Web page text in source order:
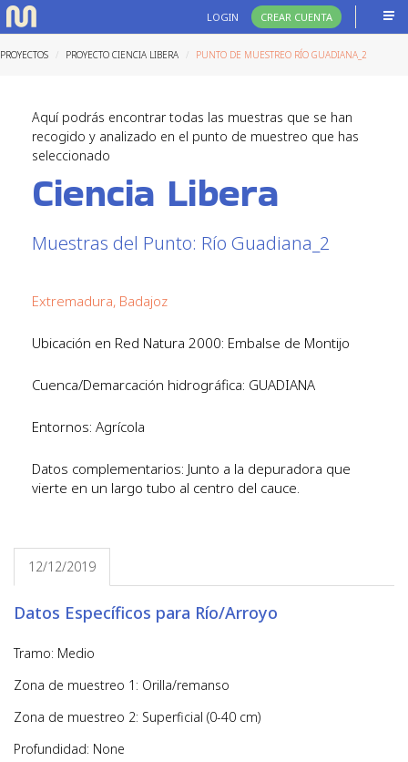
LOGIN CREAR CUENTA
PROYECTOS PROYECTO CIENCIA LIBERA PUNTO DE MUESTREO RÍO GUADIANA_2
Aquí podrás encontrar todas las muestras que se han
recogido y analizado en el punto de muestreo que has
seleccionado
Ciencia Libera
Muestras del Punto: Río Guadiana_2
Extremadura, Badajoz
Ubicación en Red Natura 2000: Embalse de Montijo
Cuenca/Demarcación hidrográfica: GUADIANA
Entornos: Agrícola
Datos complementarios: Junto a la depuradora que
vierte en un largo tubo al centro del cauce.
12/12/2019
Datos Específicos para Río/Arroyo
Tramo: Medio
Zona de muestreo 1: Orilla/remanso
Zona de muestreo 2: Superficial (0-40 cm)
Profundidad: None